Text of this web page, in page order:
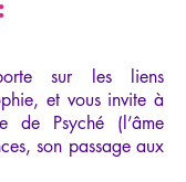
sur les liens
et vous invite à
de Psyché (l’âme
son passage aux